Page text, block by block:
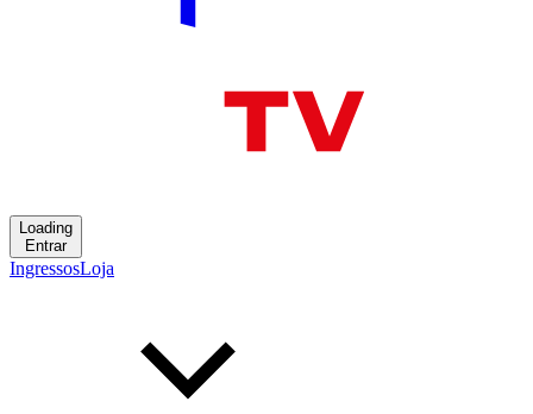
Loading
Entrar
IngressosLoja